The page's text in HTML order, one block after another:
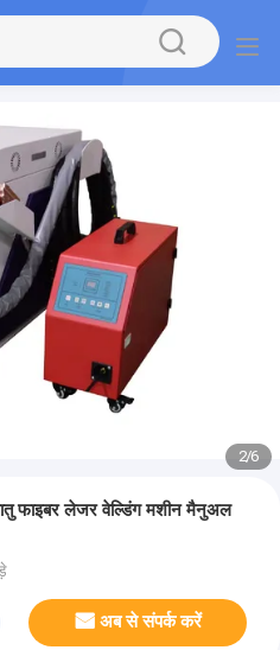
2/6
फाइबर लेजर वेल्डिंग मशीन मैनुअल
अब से संपर्क करें